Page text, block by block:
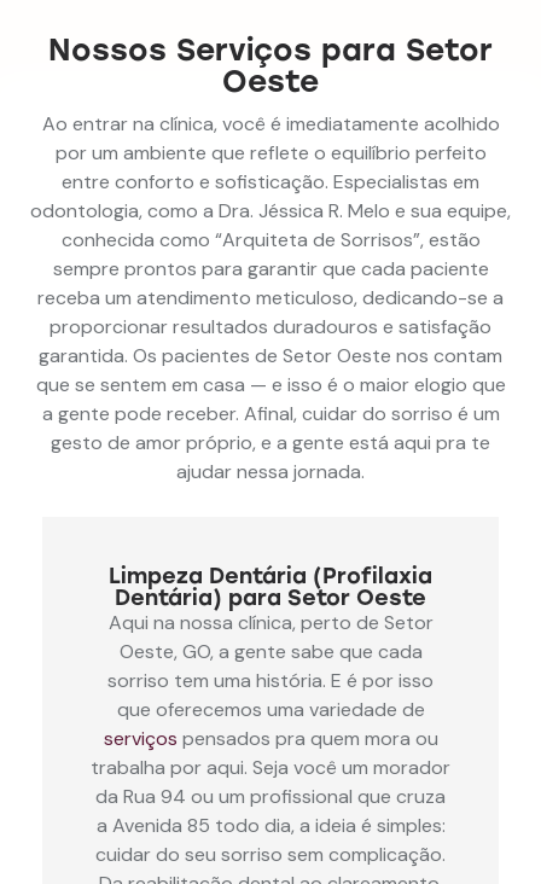
Nossos Serviços para Setor
Oeste
Ao entrar na clínica, você é imediatamente acolhido
por um ambiente que reflete o equilíbrio perfeito
entre conforto e sofisticação. Especialistas em
odontologia, como a Dra. Jéssica R. Melo e sua equipe,
conhecida como “Arquiteta de Sorrisos”, estão
sempre prontos para garantir que cada paciente
receba um atendimento meticuloso, dedicando-se a
proporcionar resultados duradouros e satisfação
garantida. Os pacientes de Setor Oeste nos contam
que se sentem em casa — e isso é o maior elogio que
a gente pode receber. Afinal, cuidar do sorriso é um
gesto de amor próprio, e a gente está aqui pra te
ajudar nessa jornada.
Limpeza Dentária (Profilaxia
Dentária) para Setor Oeste
Aqui na nossa clínica, perto de Setor
Oeste, GO, a gente sabe que cada
sorriso tem uma história. E é por isso
que oferecemos uma variedade de
serviços pensados pra quem mora ou
trabalha por aqui. Seja você um morador
da Rua 94 ou um profissional que cruza
a Avenida 85 todo dia, a ideia é simples:
cuidar do seu sorriso sem complicação.